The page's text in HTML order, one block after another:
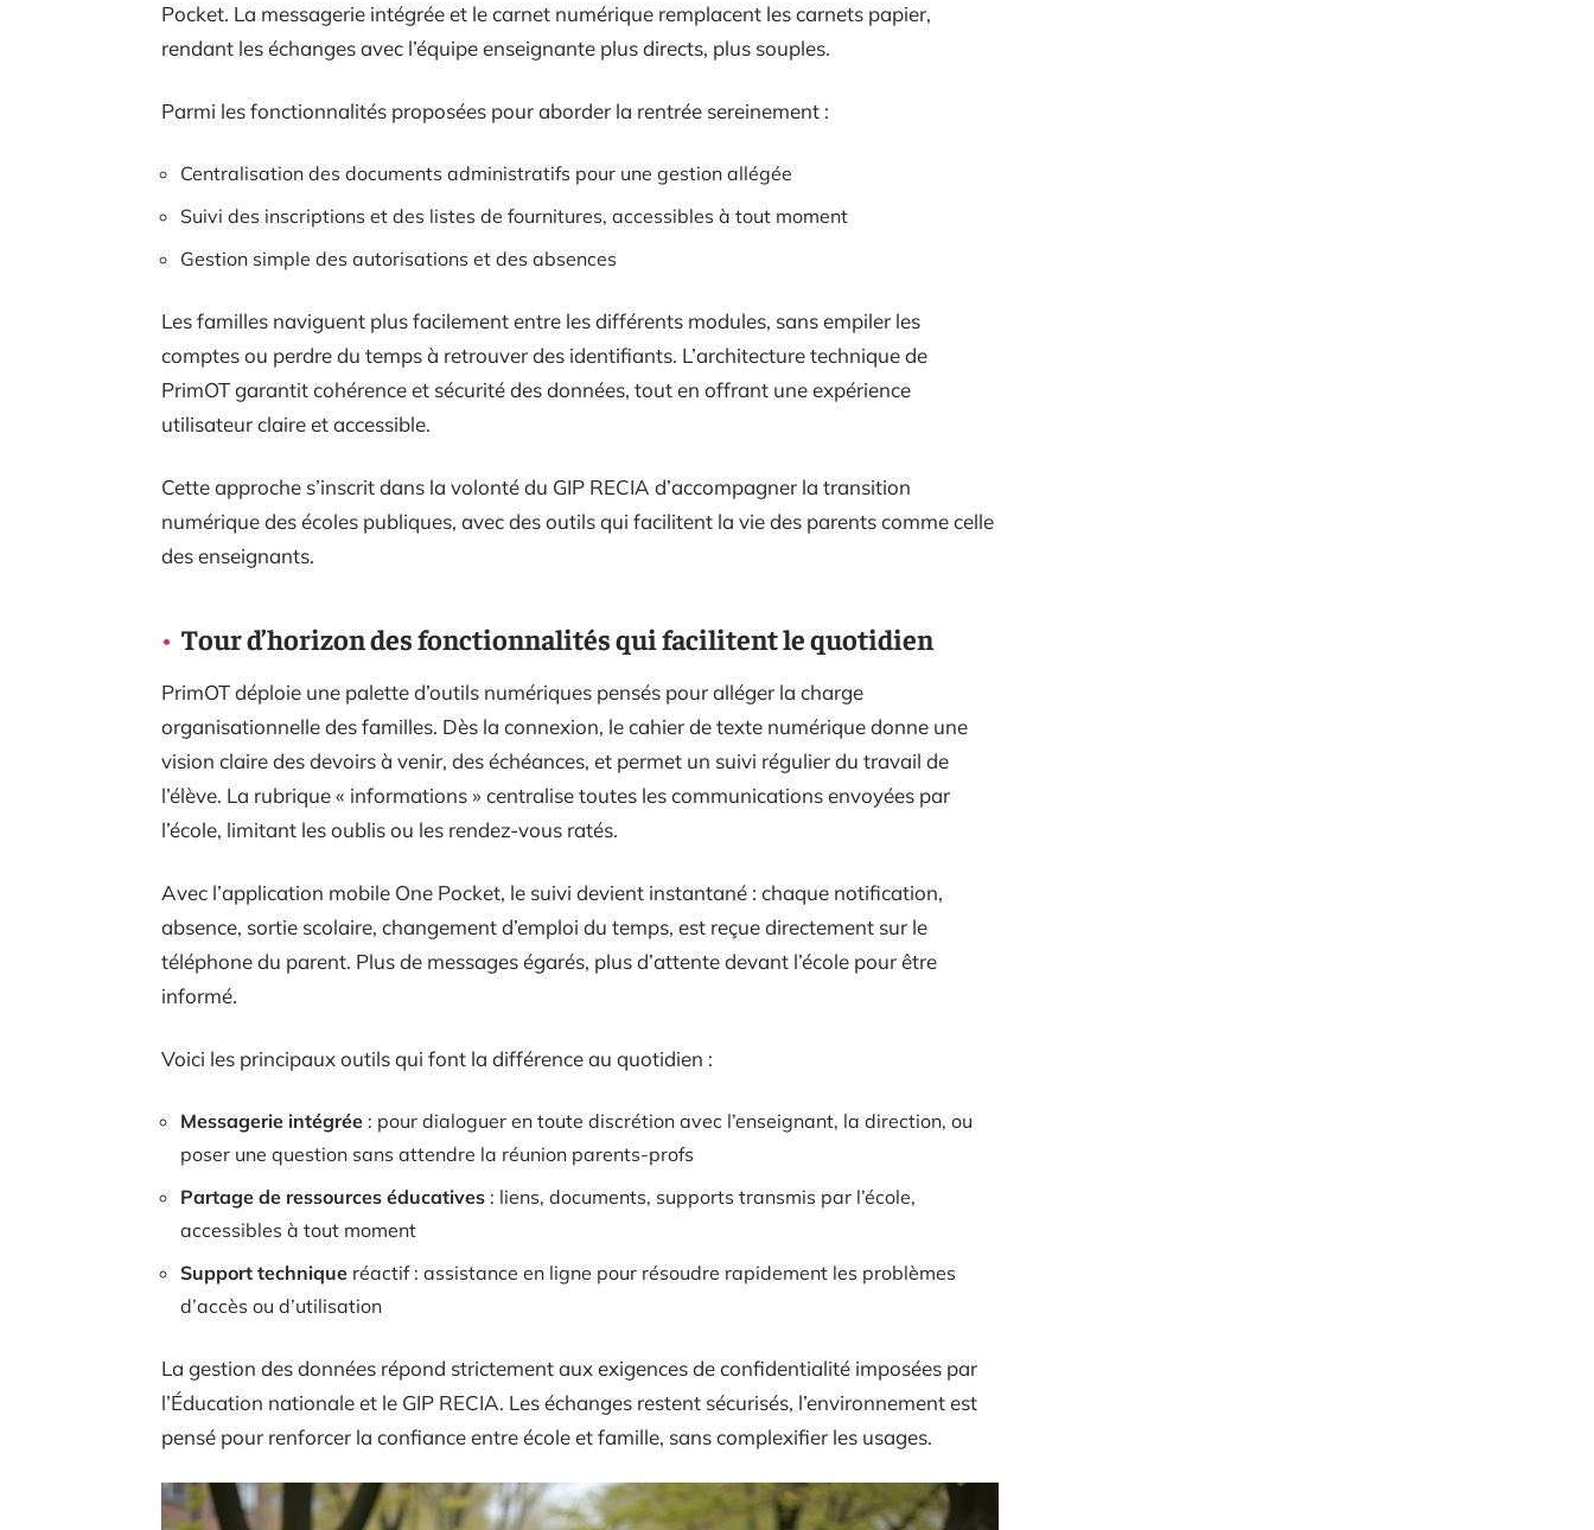
Pocket. La messagerie intégrée et le carnet numérique remplacent les carnets papier,
rendant les échanges avec l’équipe enseignante plus directs, plus souples.
Parmi les fonctionnalités proposées pour aborder la rentrée sereinement :
Centralisation des documents administratifs pour une gestion allégée
Suivi des inscriptions et des listes de fournitures, accessibles à tout moment
Gestion simple des autorisations et des absences
Les familles naviguent plus facilement entre les différents modules, sans empiler les
comptes ou perdre du temps à retrouver des identifiants. L’architecture technique de
PrimOT garantit cohérence et sécurité des données, tout en offrant une expérience
utilisateur claire et accessible.
Cette approche s’inscrit dans la volonté du GIP RECIA d’accompagner la transition
numérique des écoles publiques, avec des outils qui facilitent la vie des parents comme celle
des enseignants.
Tour d’horizon des fonctionnalités qui facilitent le quotidien
PrimOT déploie une palette d’outils numériques pensés pour alléger la charge
organisationnelle des familles. Dès la connexion, le cahier de texte numérique donne une
vision claire des devoirs à venir, des échéances, et permet un suivi régulier du travail de
l’élève. La rubrique « informations » centralise toutes les communications envoyées par
l’école, limitant les oublis ou les rendez-vous ratés.
Avec l’application mobile One Pocket, le suivi devient instantané : chaque notification,
absence, sortie scolaire, changement d’emploi du temps, est reçue directement sur le
téléphone du parent. Plus de messages égarés, plus d’attente devant l’école pour être
informé.
Voici les principaux outils qui font la différence au quotidien :
Messagerie intégrée : pour dialoguer en toute discrétion avec l’enseignant, la direction, ou
poser une question sans attendre la réunion parents-profs
Partage de ressources éducatives : liens, documents, supports transmis par l’école,
accessibles à tout moment
Support technique réactif : assistance en ligne pour résoudre rapidement les problèmes
d’accès ou d’utilisation
La gestion des données répond strictement aux exigences de confidentialité imposées par
l’Éducation nationale et le GIP RECIA. Les échanges restent sécurisés, l’environnement est
pensé pour renforcer la confiance entre école et famille, sans complexifier les usages.